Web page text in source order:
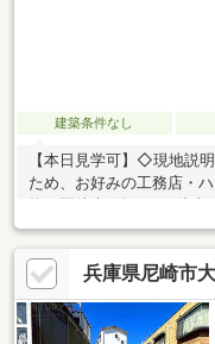
建築条件なし
【本日見学可】◇現地説
ため、お好みの工務店・
物」駅徒歩2分です。徒歩
ニエンスストアございま
兵庫県尼崎市